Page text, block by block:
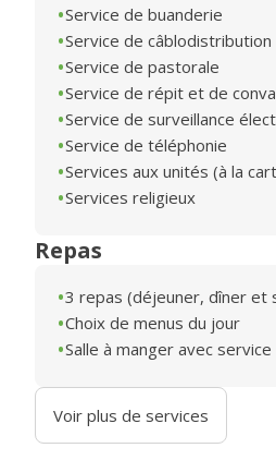
Service de buanderie
Service de câblodistribution
Service de pastorale
Service de répit et de
Service de surveillance
Service de téléphonie
Services aux unités (à la
Services religieux
Repas
3 repas (déjeuner, dîner et
Choix de menus du jour
Salle à manger avec service
Voir plus de services